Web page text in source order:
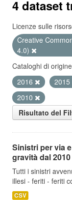
4 dataset
Licenze sulle
Creative
4.0)
Cataloghi di
2016
2015
2010
Risultato del
Sinistri per via
gravità dal
Tutti i sinistri
illesi - feriti - feriti
CSV